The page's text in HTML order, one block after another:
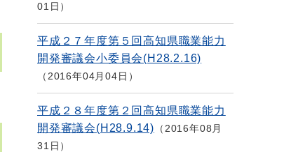
01日
平成２７年度第５回高知県職業能力
開発審議会小委員会(H28.2.16)
2016年04月04日
平成２８年度第２回高知県職業能力
開発審議会(H28.9.14)
2016年08月
31日